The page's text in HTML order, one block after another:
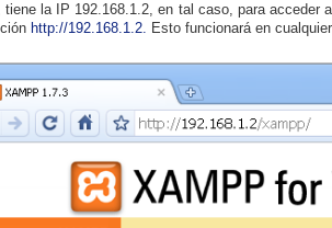
tiene la IP 192.168.1.2, en tal caso, para acceder
http://192.168.1.2. Esto funcionará en